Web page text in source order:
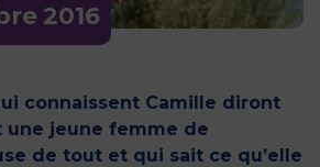
2016
connaissent Camille diront
une jeune femme de
de tout et qui sait ce qu’elle